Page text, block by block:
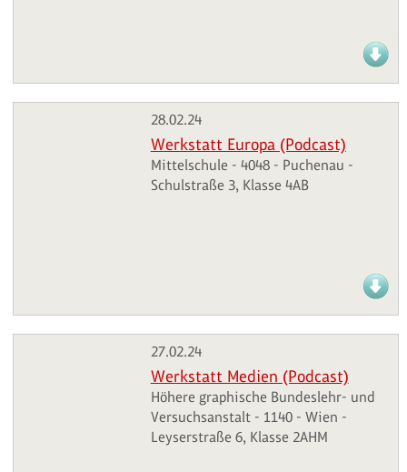
28.02.24
Werkstatt Europa (Podcast)
Mittelschule - 4048 - Puchenau -
Schulstraße 3, Klasse 4AB
27.02.24
Werkstatt Medien (Podcast)
Höhere graphische Bundeslehr- und
Versuchsanstalt - 1140 - Wien -
Leyserstraße 6, Klasse 2AHM